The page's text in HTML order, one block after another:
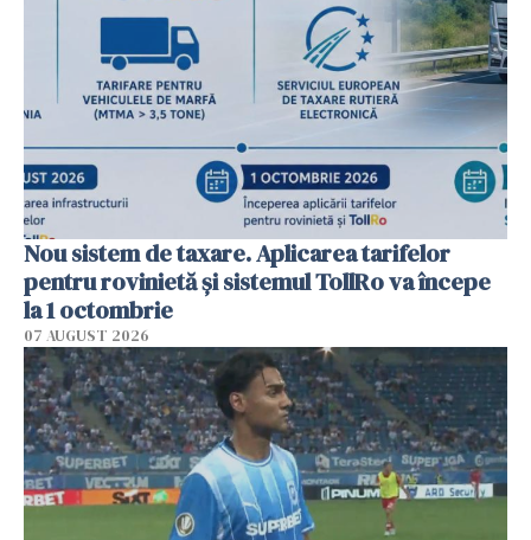
Nou sistem de taxare. Aplicarea tarifelor
pentru rovinietă şi sistemul TollRo va începe
la 1 octombrie
07 AUGUST 2026